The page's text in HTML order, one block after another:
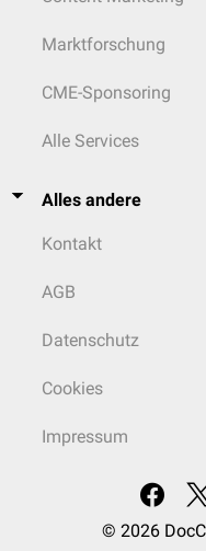
Marktforschung
CME-Sponsoring
Alle Services
Alles andere
Kontakt
AGB
Datenschutz
Cookies
Impressum
© 2026